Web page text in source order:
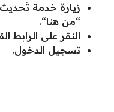
زيارة خدمة
“من هنا“.
النقر على الرابط
تسجيل الدخول.